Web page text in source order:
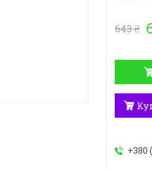
643 ₴
+380